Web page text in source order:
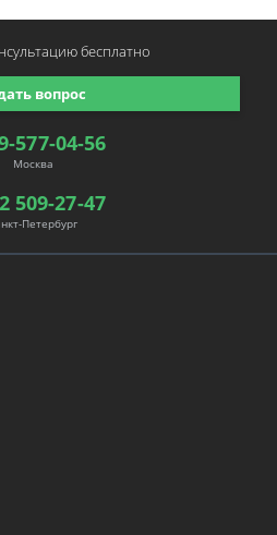
577-04-56
Москва
509-27-47
Петербург
вопрос
бесплатно